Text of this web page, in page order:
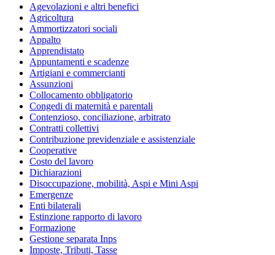
Agevolazioni e altri benefici
Agricoltura
Ammortizzatori sociali
Appalto
Apprendistato
Appuntamenti e scadenze
Artigiani e commercianti
Assunzioni
Collocamento obbligatorio
Congedi di maternità e parentali
Contenzioso, conciliazione, arbitrato
Contratti collettivi
Contribuzione previdenziale e assistenziale
Cooperative
Costo del lavoro
Dichiarazioni
Disoccupazione, mobilità, Aspi e Mini Aspi
Emergenze
Enti bilaterali
Estinzione rapporto di lavoro
Formazione
Gestione separata Inps
Imposte, Tributi, Tasse